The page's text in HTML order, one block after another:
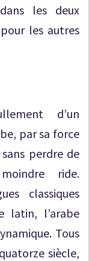
les deux
les autres
d’un
par sa force
perdre de
ride.
classiques
latin, l’arabe
Tous
siècle,